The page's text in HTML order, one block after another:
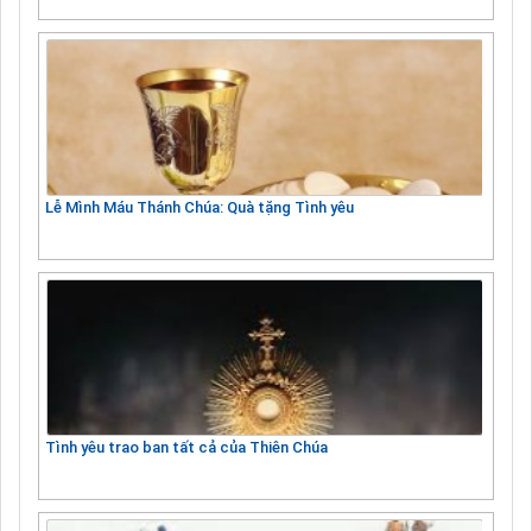
Lễ Mình Máu Thánh Chúa: Quà tặng Tình yêu
Tình yêu trao ban tất cả của Thiên Chúa